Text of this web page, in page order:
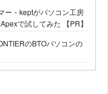
ー・keptがパソコン工房
で試してみた 【PR】
のBTOパソコンの